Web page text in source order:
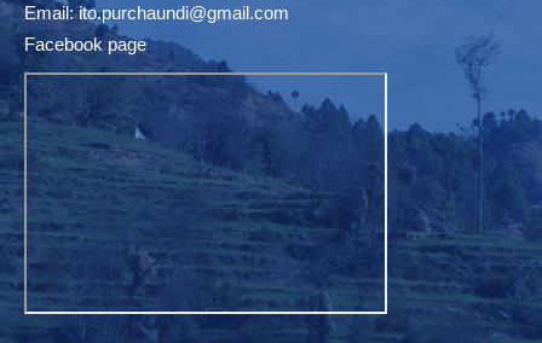
Email:ito.purchaundi@gmail.com
Facebook page